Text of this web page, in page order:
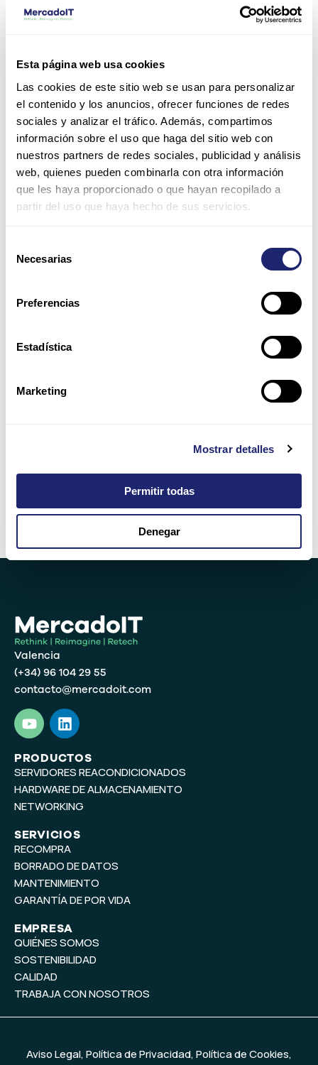
Esta página web usa cookies
Las cookies de este sitio web se usan para personalizar
el contenido y los anuncios, ofrecer funciones de redes
sociales y analizar el tráfico. Además, compartimos
información sobre el uso que haga del sitio web con
nuestros partners de redes sociales, publicidad y análisis
web, quienes pueden combinarla con otra información
que les haya proporcionado o que hayan recopilado a
partir del uso que haya hecho de sus servicios.
Necesarias
Preferencias
Estadística
Marketing
Mostrar detalles
Permitir todas
Denegar
campos obligatorios están marcados con
Guarda mi nombre, correo electrónico y web en este
navegador para la próxima vez que comente.
Valencia
(+34) 96 104 29 55
contacto@mercadoit.com
Y
o
u
t
u
b
e
L
i
n
k
e
d
i
PRODUCTOS
SERVIDORES REACONDICIONADOS
HARDWARE DE ALMACENAMIENTO
NETWORKING
SERVICIOS
RECOMPRA
BORRADO DE DATOS
MANTENIMIENTO
GARANTÍA DE POR VIDA
EMPRESA
QUIÉNES SOMOS
SOSTENIBILIDAD
CALIDAD
TRABAJA CON NOSOTROS
Aviso Legal,Política de Privacidad,Política de Cookies,